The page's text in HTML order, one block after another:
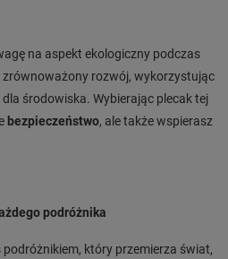
na aspekt ekologiczny podczas
rozwój, wykorzystując
środowiska. Wybierając plecak tej
bezpieczeństwo, ale także wspierasz
podróżnika
który przemierza świat,